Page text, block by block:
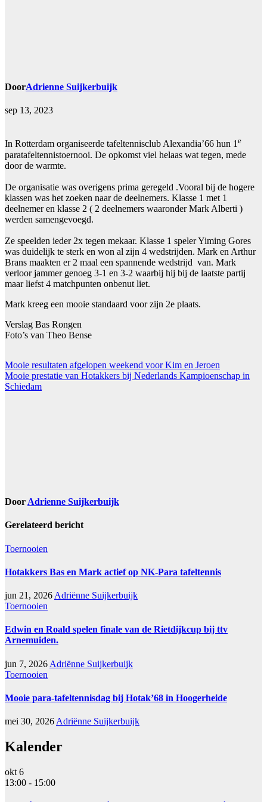
DoorAdrienne Suijkerbuijk
sep 13, 2023
In Rotterdam organiseerde tafeltennisclub Alexandia’66 hun 1e
paratafeltennistoernooi. De opkomst viel helaas wat tegen, mede
door de warmte.
De organisatie was overigens prima geregeld .Vooral bij de hogere
klassen was het zoeken naar de deelnemers. Klasse 1 met 1
deelnemer en klasse 2 ( 2 deelnemers waaronder Mark Alberti )
werden samengevoegd.
Ze speelden ieder 2x tegen mekaar. Klasse 1 speler Yiming Gores
was duidelijk te sterk en won al zijn 4 wedstrijden. Mark en Arthur
Brans maakten er 2 maal een spannende wedstrijd van. Mark
verloor jammer genoeg 3-1 en 3-2 waarbij hij bij de laatste partij
maar liefst 4 matchpunten onbenut liet.
Mark kreeg een mooie standaard voor zijn 2e plaats.
Verslag Bas Rongen
Foto’s van Theo Bense
Bericht
navigatie
Mooie resultaten afgelopen weekend voor Kim en Jeroen
Mooie prestatie van Hotakkers bij Nederlands Kampioenschap in
Schiedam
Door Adrienne Suijkerbuijk
Gerelateerd bericht
Toernooien
Hotakkers Bas en Mark actief op NK-Para tafeltennis
jun 21, 2026 Adriënne Suijkerbuijk
Toernooien
Edwin en Roald spelen finale van de Rietdijkcup bij ttv
Arnemuiden.
jun 7, 2026 Adriënne Suijkerbuijk
Toernooien
Mooie para-tafeltennisdag bij Hotak’68 in Hoogerheide
mei 30, 2026 Adriënne Suijkerbuijk
Kalender
okt 6
13:00 - 15:00